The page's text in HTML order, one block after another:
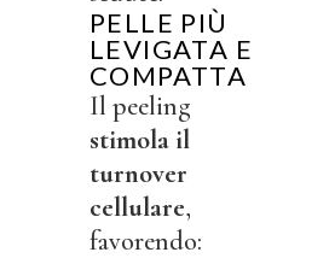
PELLE PIÙ
LEVIGATA E
COMPATTA
Il peeling
stimola il
turnover
cellulare,
favorendo: